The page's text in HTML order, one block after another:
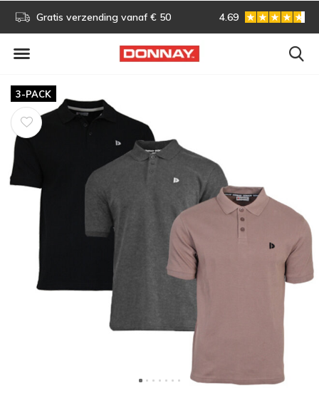
Gratis verzending vanaf € 50 Gratis omruilen
4.69
3-PACK